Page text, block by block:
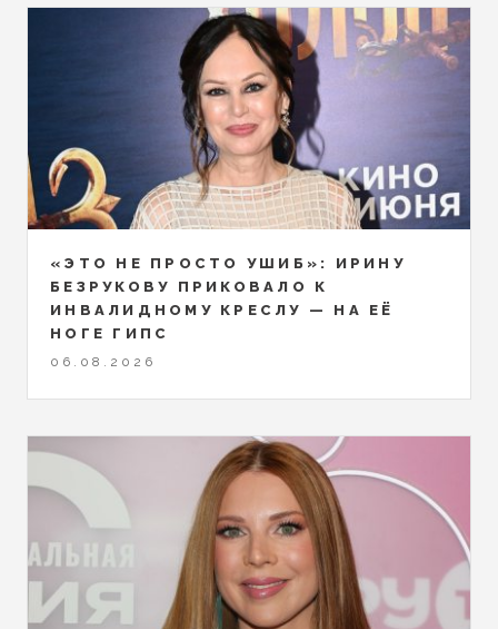
«ЭТО НЕ ПРОСТО УШИБ»: ИРИНУ
БЕЗРУКОВУ ПРИКОВАЛО К
ИНВАЛИДНОМУ КРЕСЛУ — НА ЕЁ
НОГЕ ГИПС
06.08.2026